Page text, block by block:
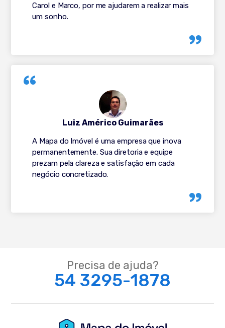
Carol e Marco, por me ajudarem a realizar mais
um sonho.
A Mapa do Imóvel é uma empresa que inova
permanentemente. Sua diretoria e equipe
prezam pela clareza e satisfação em cada
negócio concretizado.
Luiz Américo Guimarães
Precisa de ajuda?
54 3295-1878